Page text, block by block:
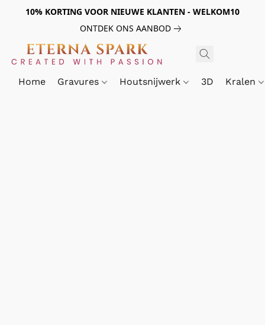
10% KORTING VOOR NIEUWE KLANTEN - WELKOM10
ONTDEK ONS AANBOD
Home Gravures Houtsnijwerk 3D Kralen